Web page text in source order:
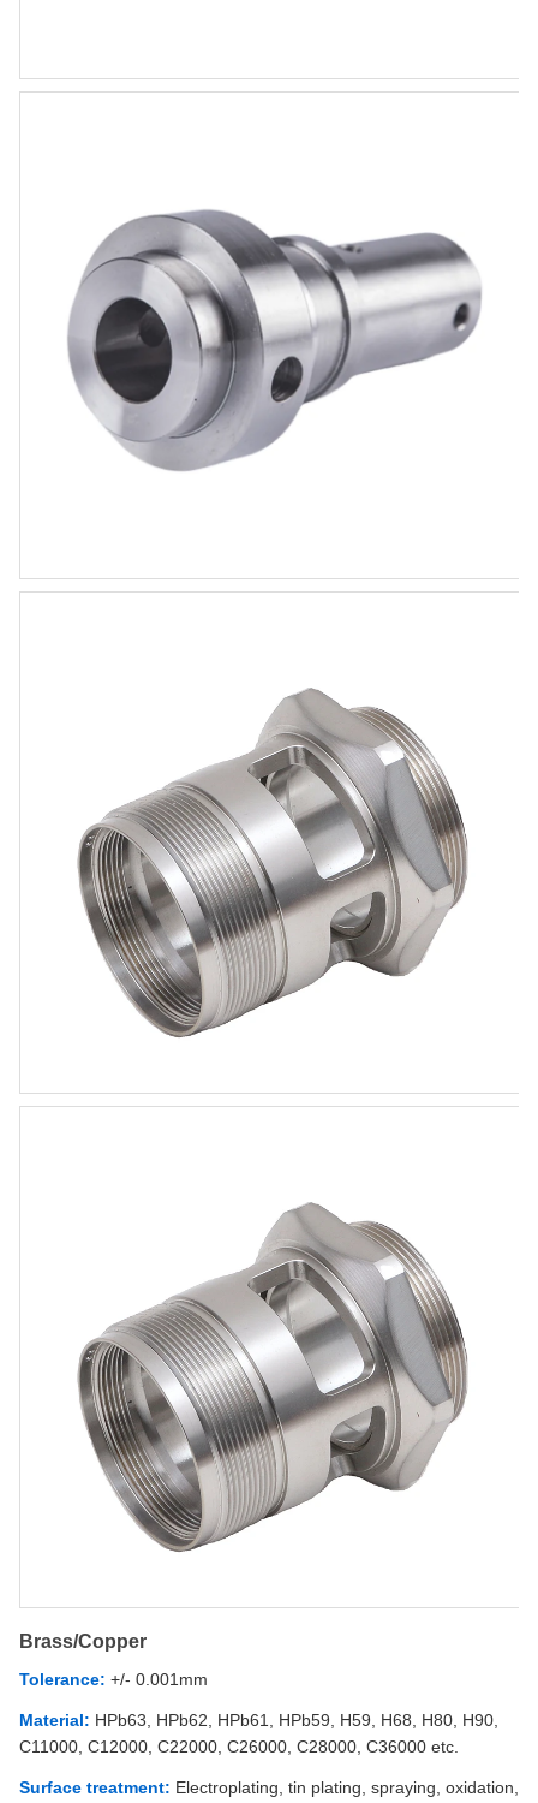
Brass/Copper
Tolerance: +/- 0.001mm
Material: HPb63, HPb62, HPb61, HPb59, H59, H68, H80, H90,
C11000, C12000, C22000, C26000, C28000, C36000 etc.
Surface treatment: Electroplating, tin plating, spraying, oxidation,